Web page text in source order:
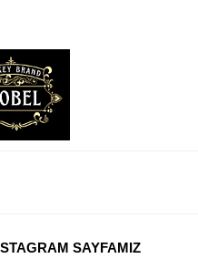
SAYFAMIZ